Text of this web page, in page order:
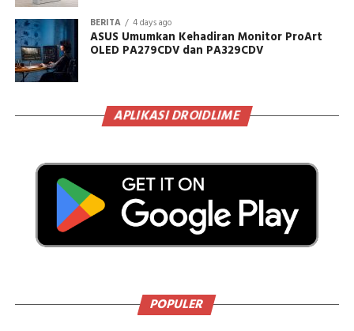
BERITA 4 days ago
ASUS Umumkan Kehadiran Monitor ProArt
OLED PA279CDV dan PA329CDV
APLIKASI DROIDLIME
POPULER